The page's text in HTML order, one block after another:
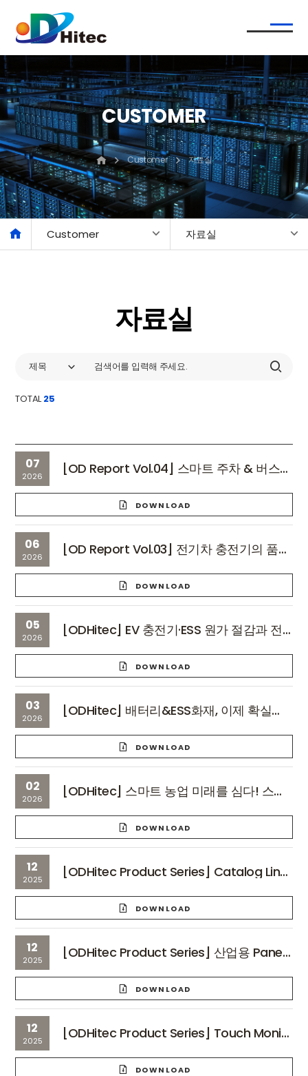
CUSTOMER
Customer 자료실
Customer 자료실
자료실
제목
TOTAL25
07
2026 [OD Report Vol.04] 스마트 주차 & 버스 관제 시스템을 위한 산업용 디스플레이 솔루션
DOWNLOAD
06
2026 [OD Report Vol.03] 전기차 충전기의 품격을 결정하는 디스플레이, 오디하이텍 'SCS Technology'
DOWNLOAD
05
2026 [ODHitec] EV 충전기·ESS 원가 절감과 전기 안전을 동시에 잡는 DC 절연감시장치(IMD) 솔루션
DOWNLOAD
03
2026 [ODHitec] 배터리&ESS화재, 이제 확실하게 대비하세요!_리플렛
DOWNLOAD
02
2026 [ODHitec] 스마트 농업 미래를 심다! 스마트팜 ICT 솔루션_리플렛
DOWNLOAD
12
2025 [ODHitec Product Series] Catalog Line Up
DOWNLOAD
12
2025 [ODHitec Product Series] 산업용 Panel PC_vol.01
DOWNLOAD
12
2025 [ODHitec Product Series] Touch Monitor_vol.01
DOWNLOAD